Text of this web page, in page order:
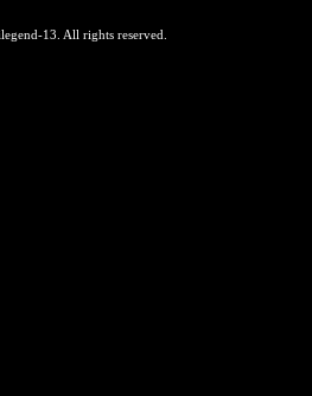
13. All rights reserved.